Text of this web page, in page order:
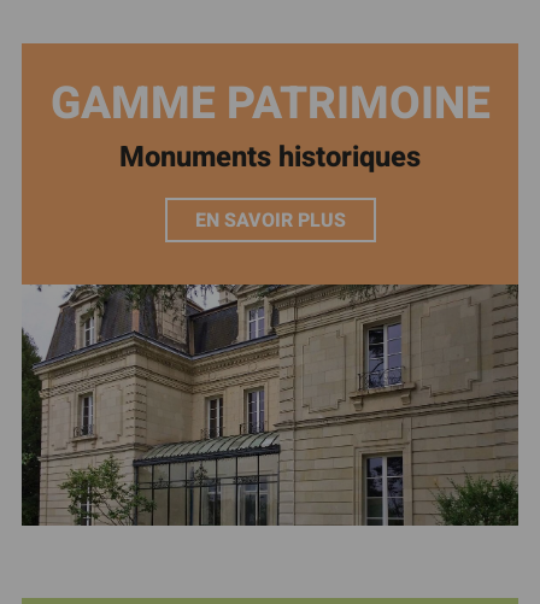
GAMME PATRIMOINE
Monuments historiques
EN SAVOIR PLUS